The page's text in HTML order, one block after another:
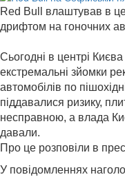
Red Bull влаштував в
дрифтом на гоночних
Сьогодні в центрі
екстремальні зйомки
автомобілів по
піддавалися ризику,
несправною, а влада
давали.
Про це розповіли в
У повідомленнях